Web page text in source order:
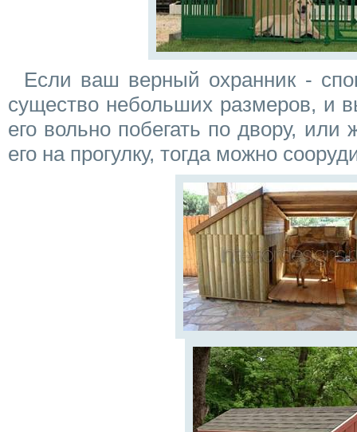
Если ваш верный охранник -
существо небольших размеров, и
его вольно побегать по двору, или
его на прогулку, тогда можно